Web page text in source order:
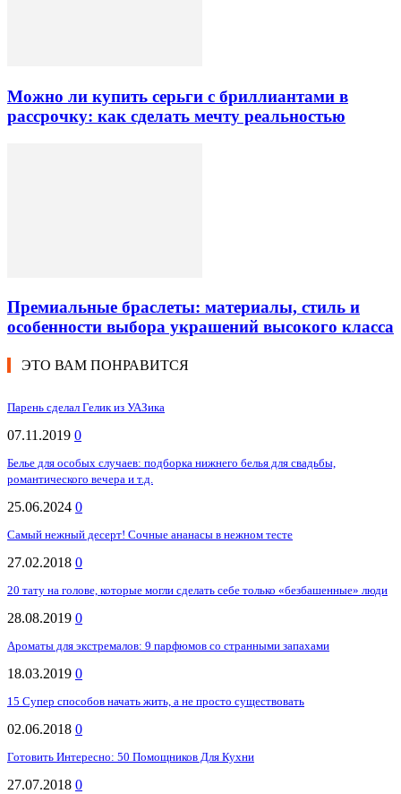
Можно ли купить серьги с бриллиантами в
рассрочку: как сделать мечту реальностью
Премиальные браслеты: материалы, стиль и
особенности выбора украшений высокого класса
ЭТО ВАМ ПОНРАВИТСЯ
Парень сделал Гелик из УАЗика
07.11.2019 0
Белье для особых случаев: подборка нижнего белья для свадьбы,
романтического вечера и т.д.
25.06.2024 0
Самый нежный десерт! Сочные ананасы в нежном тесте
27.02.2018 0
20 тату на голове, которые могли сделать себе только «безбашенные» люди
28.08.2019 0
Ароматы для экстремалов: 9 парфюмов со странными запахами
18.03.2019 0
15 Супер способов начать жить, а не просто существовать
02.06.2018 0
Готовить Интересно: 50 Помощников Для Кухни
27.07.2018 0